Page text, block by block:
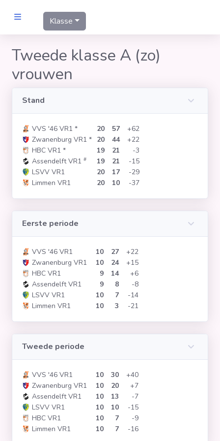
Wedstrijden
Statistieken
Voetbalpiramide
Wedstrijden
Statistieken
Overige links
Klasse
Tweede klasse A (zo)
vrouwen
Stand
VVS '46 VR1 * 20 57
+62
Zwanenburg VR1 * 20 44
+22
HBC VR1 * 19 21
-3
Assendelft VR1 # 19 21
-15
LSVV VR1
20 17
-29
Limmen VR1
20 10 -37
Eerste periode
VVS '46 VR1 10 27
+22
Zwanenburg VR1
10 24
+15
HBC VR1
9 14
+6
Assendelft VR1
9 8
-8
LSVV VR1
10 7
-14
Limmen VR1
10 3 -21
Tweede periode
VVS '46 VR1 10 30
+40
Zwanenburg VR1
10 20
+7
Assendelft VR1
10 13
-7
LSVV VR1
10 10
-15
HBC VR1
10 7
-9
Limmen VR1
10 7 -16